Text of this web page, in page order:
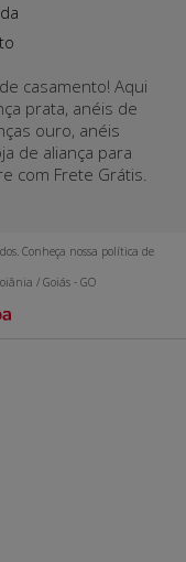
casamento! Aqui
prata, anéis de
ouro, anéis
de aliança para
com Frete Grátis.
Conheça nossa política de
/ Goiás - GO